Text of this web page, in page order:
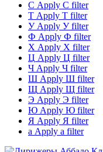
С Apply С filter
Т Apply Т filter
УApply У filter
Ф Apply Ф filter
Х Apply Х filter
Ц Apply Ц filter
Ч Apply Ч filter
Ш Apply Ш filter
Щ Apply Щ filter
Э Apply Э filter
Ю Apply Ю filter
Я Apply Я filter
а Apply а filter